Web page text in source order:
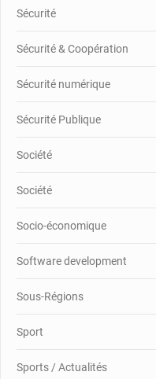
Sécurité
Sécurité & Coopération
Sécurité numérique
Sécurité Publique
Société
Société
Socio-économique
Software development
Sous-Régions
Sport
Sports / Actualités